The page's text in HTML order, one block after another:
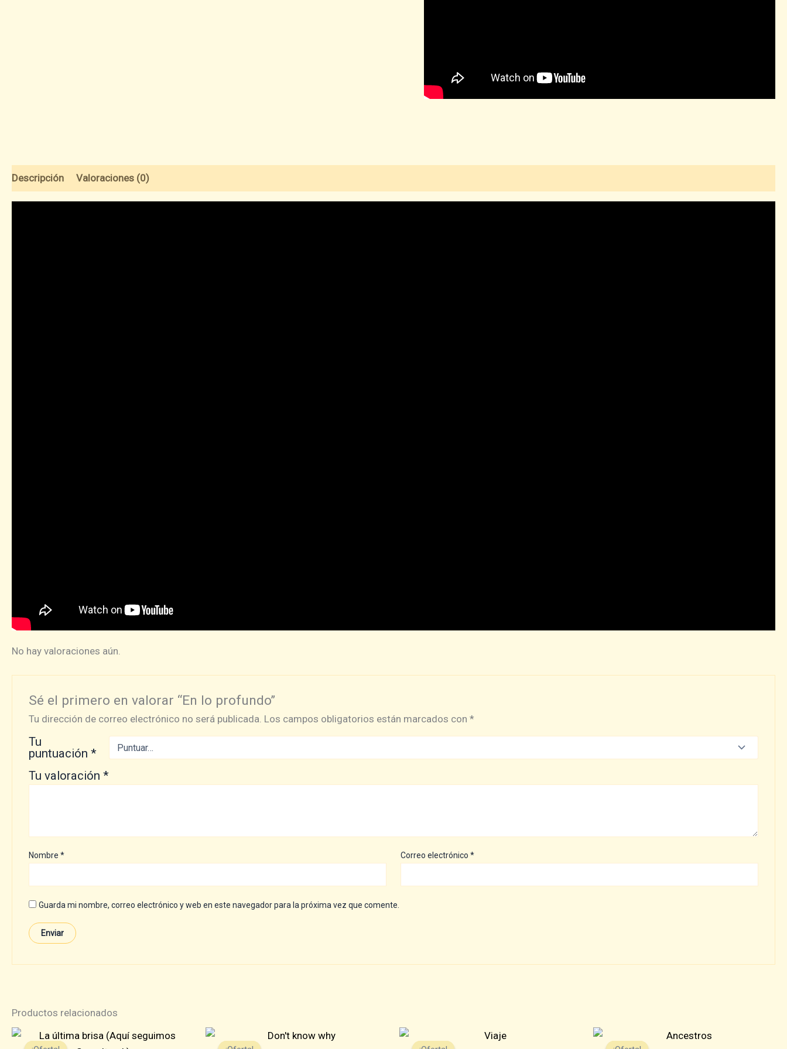
Descripción Valoraciones (0)
No hay valoraciones aún.
Sé el primero en valorar “En lo profundo”
Tu dirección de correo electrónico no será publicada. Los campos obligatorios están marcados con*
Tu
puntuación*
Tu valoración*
Nombre* Correo electrónico*
Guarda mi nombre, correo electrónico y web en este navegador para la próxima vez que comente.
Productos relacionados